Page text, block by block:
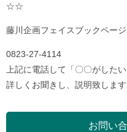
☆☆
藤川企画フェイスブックペー
0823-27-4114
上記に電話して「〇〇がした
詳しくお聞きし、説明致します
お問い